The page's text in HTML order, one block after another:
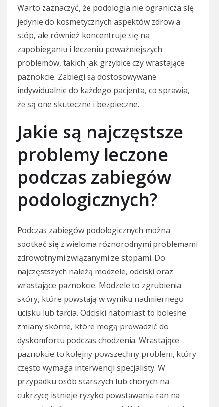
Warto zaznaczyć, że podologia nie ogranicza się
jedynie do kosmetycznych aspektów zdrowia
stóp, ale również koncentruje się na
zapobieganiu i leczeniu poważniejszych
problemów, takich jak grzybice czy wrastające
paznokcie. Zabiegi są dostosowywane
indywidualnie do każdego pacjenta, co sprawia,
że są one skuteczne i bezpieczne.
Jakie są najczęstsze
problemy leczone
podczas zabiegów
podologicznych?
Podczas zabiegów podologicznych można
spotkać się z wieloma różnorodnymi problemami
zdrowotnymi związanymi ze stopami. Do
najczęstszych należą modzele, odciski oraz
wrastające paznokcie. Modzele to zgrubienia
skóry, które powstają w wyniku nadmiernego
ucisku lub tarcia. Odciski natomiast to bolesne
zmiany skórne, które mogą prowadzić do
dyskomfortu podczas chodzenia. Wrastające
paznokcie to kolejny powszechny problem, który
często wymaga interwencji specjalisty. W
przypadku osób starszych lub chorych na
cukrzycę istnieje ryzyko powstawania ran na